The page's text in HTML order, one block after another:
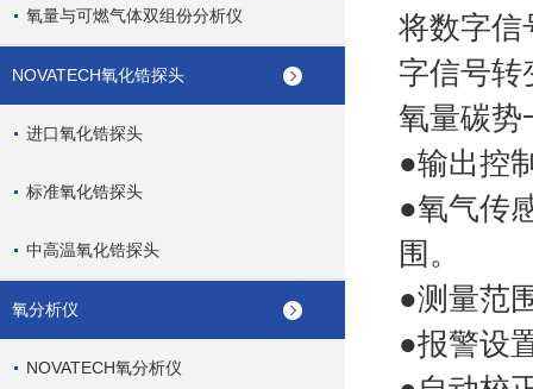
氧量与可燃气体双组份分析仪
NOVATECH氧化锆探头
进口氧化锆探头
标准氧化锆探头
中高温氧化锆探头
氧分析仪
NOVATECH氧分析仪
将数字信
字信号转
氧量碳势
●输出控
●氧气传
围。
●测量范
●报警设